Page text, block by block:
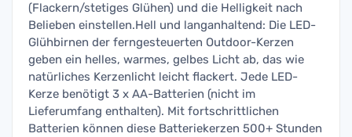
(Flackern/stetiges Glühen) und die Helligkeit nach
Belieben einstellen.Hell und langanhaltend: Die LED-
Glühbirnen der ferngesteuerten Outdoor-Kerzen
geben ein helles, warmes, gelbes Licht ab, das wie
natürliches Kerzenlicht leicht flackert. Jede LED-
Kerze benötigt 3 x AA-Batterien (nicht im
Lieferumfang enthalten). Mit fortschrittlichen
Batterien können diese Batteriekerzen 500+ Stunden